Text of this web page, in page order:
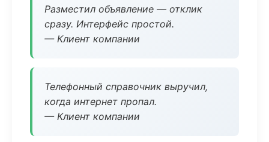
Разместил объявление — отклик
сразу. Интерфейс простой.
— Клиент компании
Телефонный справочник выручил,
когда интернет пропал.
— Клиент компании